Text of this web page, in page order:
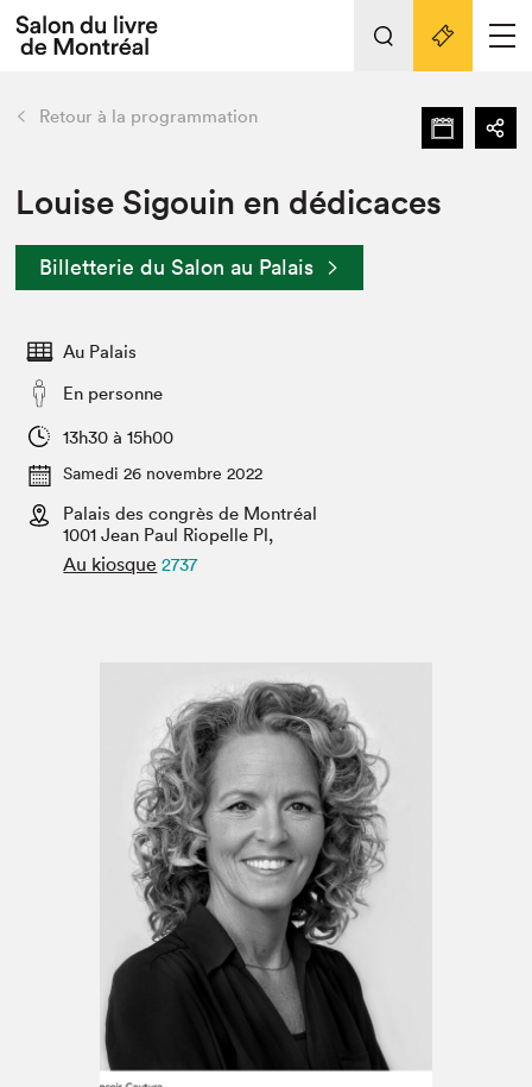
Espace exposant⋅e⋅s
Espace enseignant·e·s
Espace médias
L'événement
Préparer sa visite au Salon
Actualités
SLM PRO
retour Nos activités
Préparer sa visite
Salon dans la ville et en ligne
Projets partenaires
Liens pratiques
Retour à la programmation
Louise Sigouin en dédicaces
Billetterie du Salon au Palais
Au Palais
En personne
13h30 à 15h00
Samedi 26 novembre 2022
Palais des congrès de Montréal
1001 Jean Paul Riopelle Pl,
Au kiosque 2737